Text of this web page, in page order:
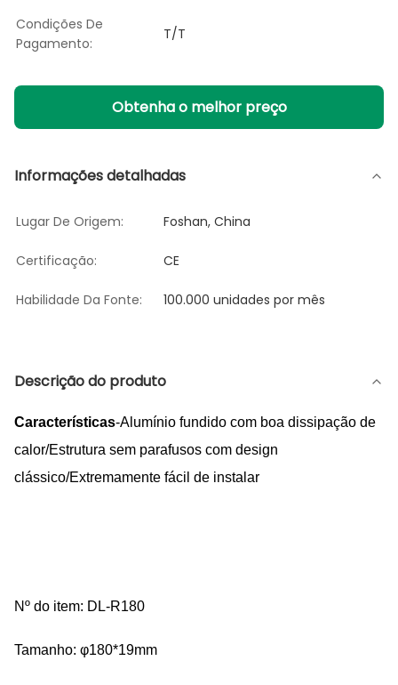
Condições De
Pagamento:
T/T
Obtenha o melhor preço
Informações detalhadas
Lugar De Origem: Foshan, China
Certificação: CE
Habilidade Da Fonte: 100.000 unidades por mês
Descrição do produto
Características-Alumínio fundido com boa dissipação de
calor/Estrutura sem parafusos com design
clássico/Extremamente fácil de instalar
Nº do item: DL-R180
Tamanho: φ180*19mm